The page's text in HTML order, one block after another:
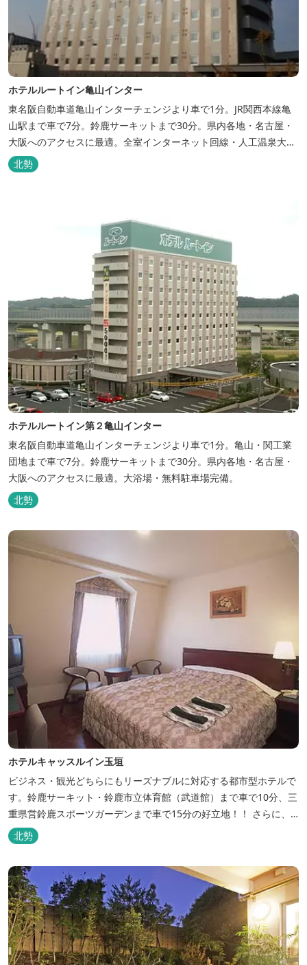
ホテルルートイン亀山インター
東名阪自動車道亀山インターチェンジより車で1分。JR関西本線亀
山駅まで車で7分。鈴鹿サーキットまで30分。県内各地・名古屋・
大阪へのアクセスに最適。全室インターネット回線・人工温泉大浴
場・無料平面駐車場89台完備。
北勢
ホテルルートイン第２亀山インター
東名阪自動車道亀山インターチェンジより車で1分。亀山・関工業
団地まで車で7分。鈴鹿サーキットまで30分。県内各地・名古屋・
大阪へのアクセスに最適。大浴場・無料駐車場完備。
北勢
ホテルキャッスルイン玉垣
ビジネス・観光どちらにもリーズナブルに対応する都市型ホテルで
す。鈴鹿サーキット・鈴鹿市立体育館（武道館）まで車で10分、三
重県営鈴鹿スポーツガーデンまで車で15分の好立地！！ さらに、
全檜造り貸切風呂や各種サービスでお待ち致しております。
北勢